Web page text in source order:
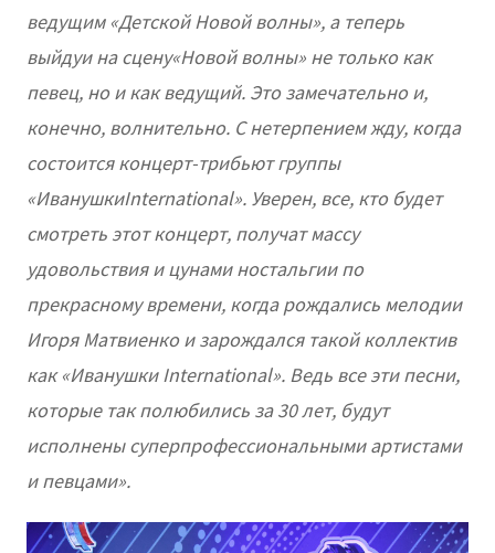
ведущим «Детской Новой волны», а теперь
выйдуи на сцену«Новой волны» не только как
певец, но и как ведущий. Это замечательно и,
конечно, волнительно. С нетерпением жду, когда
состоится концерт-трибьют группы
«ИванушкиInternational». Уверен, все, кто будет
смотреть этот концерт, получат массу
удовольствия и цунами ностальгии по
прекрасному времени, когда рождались мелодии
Игоря Матвиенко и зарождался такой коллектив
как «Иванушки International». Ведь все эти песни,
которые так полюбились за 30 лет, будут
исполнены суперпрофессиональными артистами
и певцами».